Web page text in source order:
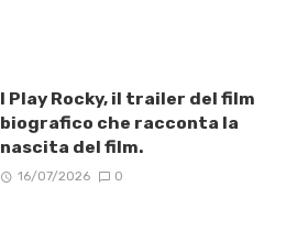
I Play Rocky, il trailer del film
biografico che racconta la
nascita del film.
16/07/2026 0